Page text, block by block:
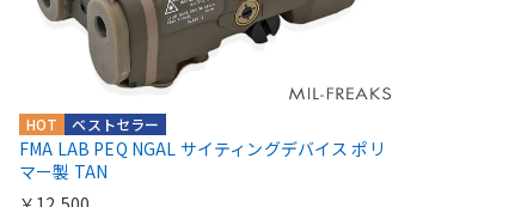
ベストセラー
HOT
FMA LAB PEQ NGAL サイティングデバイス ポリ
マー製 TAN